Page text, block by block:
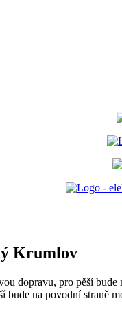
Krumlov
dopravu, pro pěší bude
na povodní straně